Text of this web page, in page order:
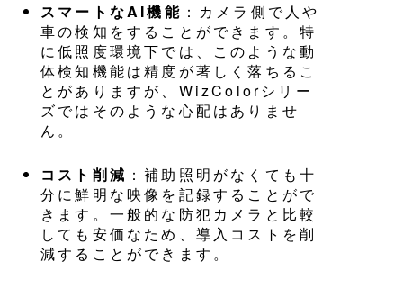
スマートなAI機能 ：カメラ側で人や
車の検知をすることができます。特
に低照度環境下では、このような動
体検知機能は精度が著しく落ちるこ
とがありますが、WizColorシリー
ズではそのような心配はありませ
ん。
コスト削減 ：補助照明がなくても十
分に鮮明な映像を記録することがで
きます。一般的な防犯カメラと比較
しても安価なため、導入コストを削
減することができます。